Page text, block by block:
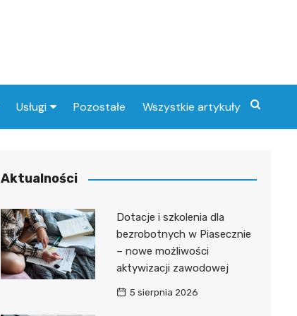
Usługi
Stacje benzynowe
Weterynarz
Pozostałe Wszystkie artykuły
Aktualności
Dotacje i szkolenia dla
bezrobotnych w Piasecznie
– nowe możliwości
aktywizacji zawodowej
5 sierpnia 2026